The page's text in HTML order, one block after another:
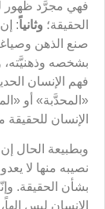
فهي مجرَّد ظهور
الحقيقة؛ وثانياً:
صنع الذهن
بشخصه وذهنيَّته،
فهم الإنسان
«المحدَّبة» أو
الإنسان
وبطبيعة الحال
نصيبه منها لا
بشأن الحقيقة.
الإنسان ليس